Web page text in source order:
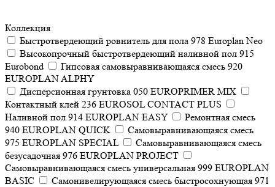
Коллекция
Быстротвердеющий ровнитель для пола 978 Europlan Neo
Высокопрочный быстротвердеющий наливной пол 915
Eurobond
Гипсовая самовыравнивающаяся смесь 920
EUROPLAN ALPHY
Дисперсионная грунтовка 050 EUROPRIMER MIX
Контактный клей 236 EUROSOL CONTACT PLUS
Наливной пол 914 EUROPLAN EASY
Ремонтная смесь
940 EUROPLAN QUICK
Самовыравнивающаяся смесь
975 EUROPLAN SPECIAL
Самовыравнивающаяся смесь
безусадочная 976 EUROPLAN PROJECT
Самовыравнивающаяся смесь универсальная 999 EUROPLAN
BASIC
Самонивелирующаяся смесь быстросохнующая 971